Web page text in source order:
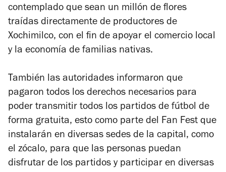
contemplado que sean un millón de flores
traídas directamente de productores de
Xochimilco, con el fin de apoyar el comercio local
y la economía de familias nativas.
También las autoridades informaron que
pagaron todos los derechos necesarios para
poder transmitir todos los partidos de fútbol de
forma gratuita, esto como parte del Fan Fest que
instalarán en diversas sedes de la capital, como
el zócalo, para que las personas puedan
disfrutar de los partidos y participar en diversas